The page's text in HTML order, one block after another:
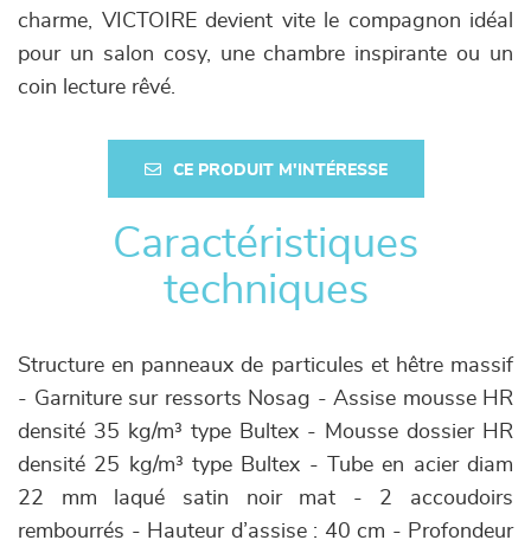
charme, VICTOIRE devient vite le compagnon idéal
pour un salon cosy, une chambre inspirante ou un
coin lecture rêvé.
CE PRODUIT M'INTÉRESSE
Caractéristiques
techniques
Structure en panneaux de particules et hêtre massif
- Garniture sur ressorts Nosag - Assise mousse HR
densité 35 kg/m³ type Bultex - Mousse dossier HR
densité 25 kg/m³ type Bultex - Tube en acier diam
22 mm laqué satin noir mat - 2 accoudoirs
rembourrés - Hauteur d’assise : 40 cm - Profondeur